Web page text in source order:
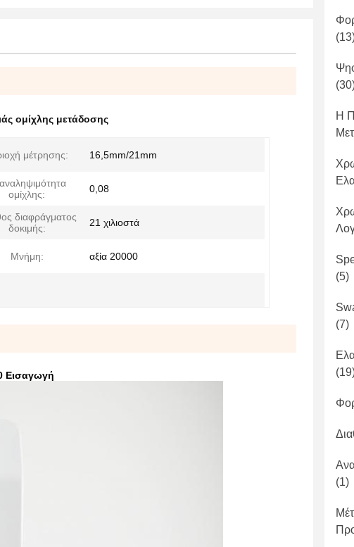
ομίχλης μετάδοσης
μέτρησης: 16,5mm/21mm
ομίχλης:
0,08
διαφράγματος
δοκιμής:
21 χιλιοστά
Μνήμη: αξία 20000
Εισαγωγή
Η
(5)
(7)
(1)